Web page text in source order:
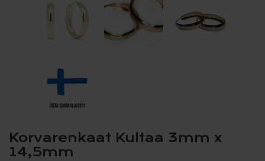
Korvarenkaat Kultaa 3mm x
14,5mm